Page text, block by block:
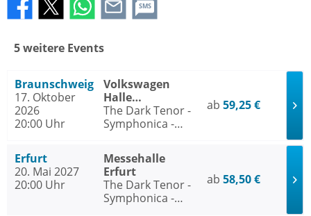
SMS
5 weitere Events
Braunschweig
17. Oktober
2026
20:00 Uhr
Volkswagen
Halle
Braunschweig
The Dark Tenor -
Symphonica -
Klassik 2026
ab 59,25 €
Erfurt
20. Mai 2027
20:00 Uhr
Messehalle
Erfurt
The Dark Tenor -
Symphonica -
ab 58,50 €